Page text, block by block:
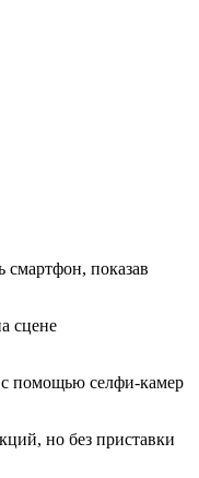
смартфон, показав
сцене
с помощью селфи-камер
но без приставки